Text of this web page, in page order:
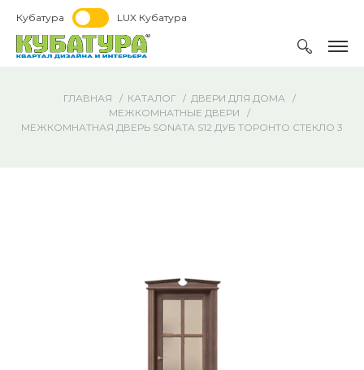
Кубатура LUX Кубатура
ГЛАВНАЯ КАТАЛОГ
ДВЕРИ ДЛЯ ДОМА
МЕЖКОМНАТНЫЕ ДВЕРИ
МЕЖКОМНАТНАЯ ДВЕРЬ SONATA S12 ДУБ ТОРОНТО СТЕКЛО 3